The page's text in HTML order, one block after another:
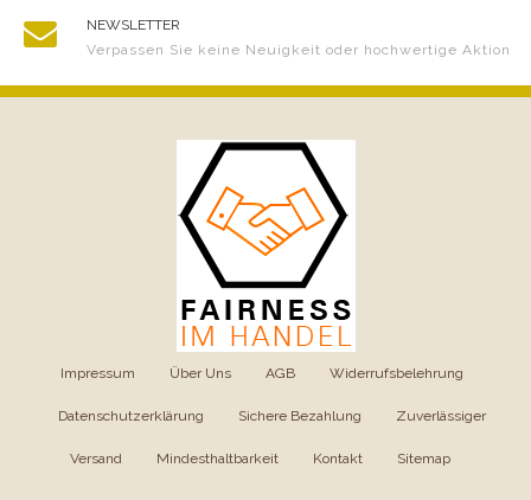
NEWSLETTER
Verpassen Sie keine Neuigkeit oder hochwertige Aktion
Impressum Über Uns AGB Widerrufsbelehrung
Datenschutzerklärung Sichere Bezahlung Zuverlässiger
Versand Mindesthaltbarkeit Kontakt Sitemap